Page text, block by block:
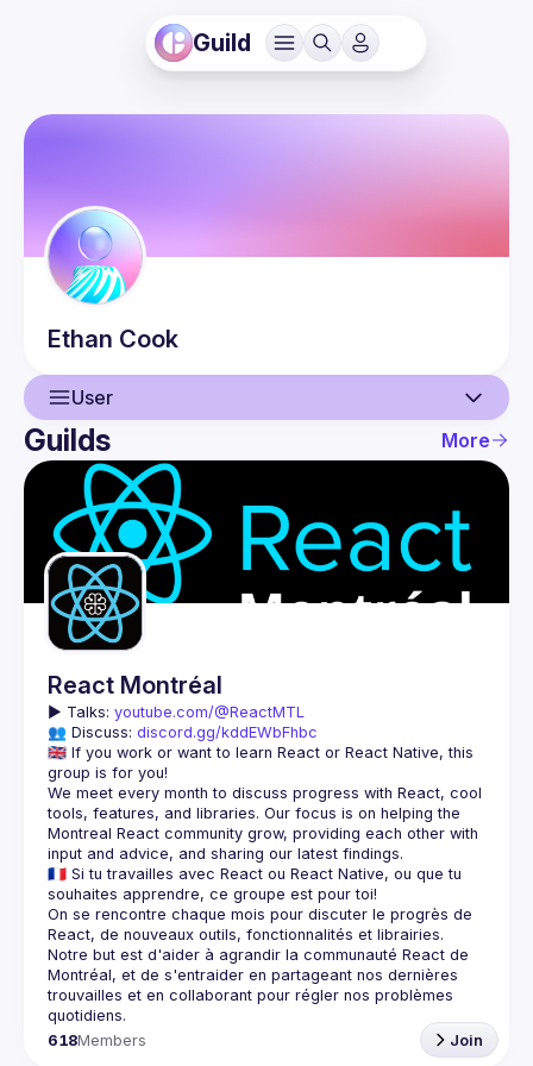
Guild
Ethan Cook
User
User
Events
Guilds
Guilds More
React Montréal
▶️ Talks: youtube.com/@ReactMTL
👥 Discuss: discord.gg/kddEWbFhbc
🇬🇧 If you work or want to learn React or React Native, this
We meet every month to discuss progress with React, cool
tools, features, and libraries. Our focus is on helping the
Montreal React community grow, providing each other with
🇫🇷 Si tu travailles avec React ou React Native, ou que tu
On se rencontre chaque mois pour discuter le progrès de
React, de nouveaux outils, fonctionnalités et librairies.
Notre but est d'aider à agrandir la communauté React de
Montréal, et de s'entraider en partageant nos dernières
trouvailles et en collaborant pour régler nos problèmes
618Members Join